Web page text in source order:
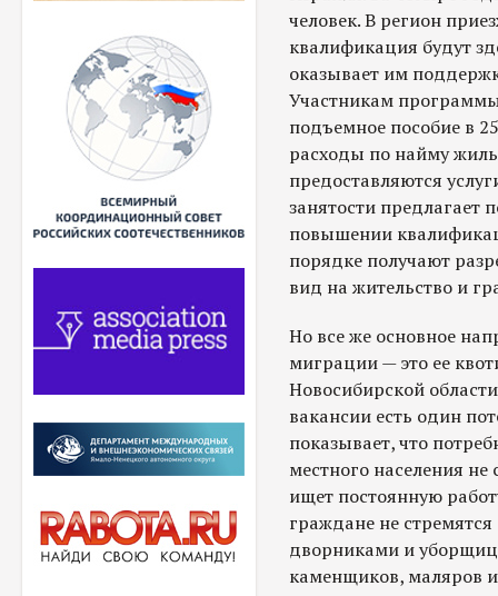
человек. В регион
квалификация будут
оказывает им
Участникам
подъемное пособие в
расходы по найму
предоставляются
занятости предлагает
повышении
порядке получают
вид на жительство и
Но все же основное
миграции — это ее
Новосибирской
вакансии есть один
показывает, что
местного населения
ищет постоянную
граждане не
дворниками и
каменщиков, маляров